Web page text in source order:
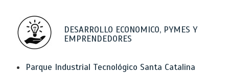
DESARROLLO ECONOMICO, PYMES Y
EMPRENDEDORES
Parque Industrial Tecnológico Santa Catalina